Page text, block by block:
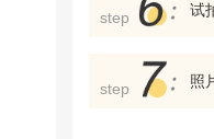
step 试
step 照